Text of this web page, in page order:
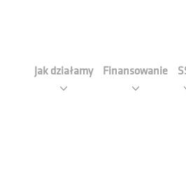
Jak działamy Finansowanie